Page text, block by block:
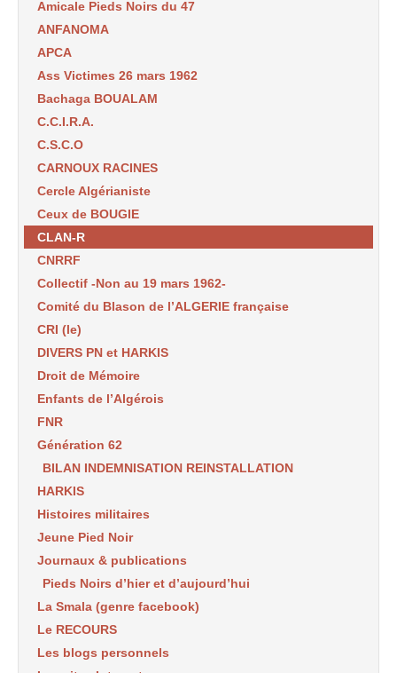
Amicale Pieds Noirs du 47
ANFANOMA
APCA
Ass Victimes 26 mars 1962
Bachaga BOUALAM
C.C.I.R.A.
C.S.C.O
CARNOUX RACINES
Cercle Algérianiste
Ceux de BOUGIE
CLAN-R
CNRRF
Collectif -Non au 19 mars 1962-
Comité du Blason de l’ALGERIE française
CRI (le)
DIVERS PN et HARKIS
Droit de Mémoire
Enfants de l’Algérois
FNR
Génération 62
BILAN INDEMNISATION REINSTALLATION
HARKIS
Histoires militaires
Jeune Pied Noir
Journaux & publications
Pieds Noirs d’hier et d’aujourd’hui
La Smala (genre facebook)
Le RECOURS
Les blogs personnels